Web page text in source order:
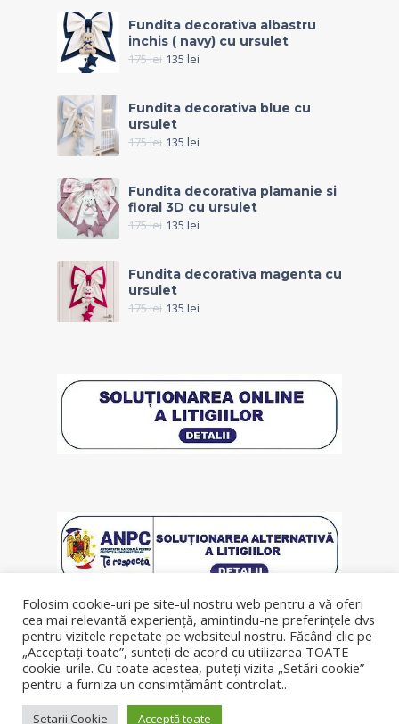
Fundita decorativa albastru
inchis ( navy) cu ursulet
175lei 135 lei
Fundita decorativa blue cu
ursulet
175lei 135 lei
Fundita decorativa plamanie si
floral 3D cu ursulet
175lei 135 lei
Fundita decorativa magenta cu
ursulet
175lei 135 lei
© Copyright 2019, lenjeriipatut.ro
Folosim cookie-uri pe site-ul nostru web pentru a vă oferi
cea mai relevantă experiență, amintindu-ne preferințele dvs
pentru vizitele repetate pe websiteul nostru. Făcând clic pe
„Acceptați toate”, sunteți de acord cu utilizarea TOATE
cookie-urile. Cu toate acestea, puteți vizita „Setări cookie”
pentru a furniza un consimțământ controlat..
Setarii Cookie Acceptă toate